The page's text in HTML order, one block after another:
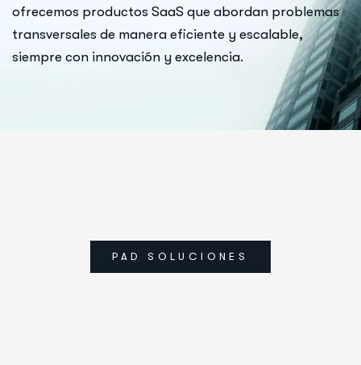
ofrecemos productos SaaS que abordan problemas
transversales de manera eficiente y escalable,
siempre con innovación y excelencia.
PAD SOLUCIONES